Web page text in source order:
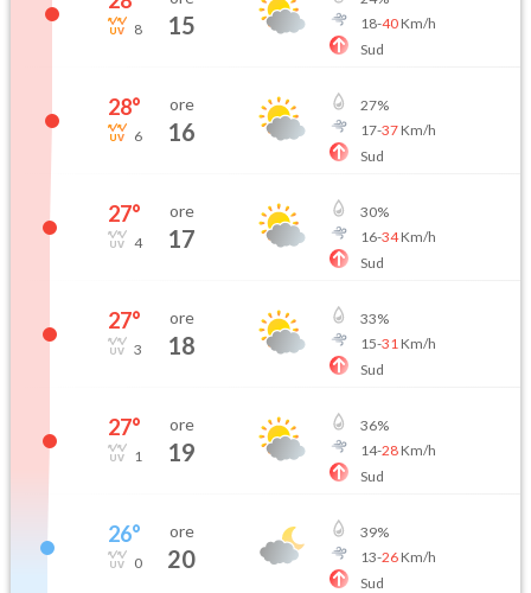
8 15
18-40Km/h
Sud
28°
6
ore
16
27%
17-37Km/h
Sud
27°
4
ore
17
30%
16-34Km/h
Sud
27°
3
ore
18
33%
15-31Km/h
Sud
27°
1
ore
19
36%
14-28Km/h
Sud
26°
0
ore
20
39%
13-26Km/h
Sud